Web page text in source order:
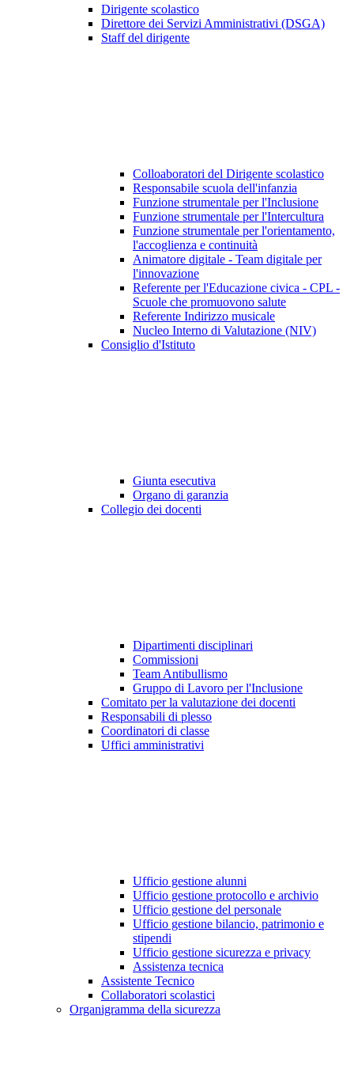
Dirigente scolastico
Direttore dei Servizi Amministrativi (DSGA)
Staff del dirigente
Colloaboratori del Dirigente scolastico
Responsabile scuola dell'infanzia
Funzione strumentale per l'Inclusione
Funzione strumentale per l'Intercultura
Funzione strumentale per l'orientamento,
l'accoglienza e continuità
Animatore digitale - Team digitale per
l'innovazione
Referente per l'Educazione civica - CPL -
Scuole che promuovono salute
Referente Indirizzo musicale
Nucleo Interno di Valutazione (NIV)
Consiglio d'Istituto
Giunta esecutiva
Organo di garanzia
Collegio dei docenti
Dipartimenti disciplinari
Commissioni
Team Antibullismo
Gruppo di Lavoro per l'Inclusione
Comitato per la valutazione dei docenti
Responsabili di plesso
Coordinatori di classe
Uffici amministrativi
Ufficio gestione alunni
Ufficio gestione protocollo e archivio
Ufficio gestione del personale
Ufficio gestione bilancio, patrimonio e
stipendi
Ufficio gestione sicurezza e privacy
Assistenza tecnica
Assistente Tecnico
Collaboratori scolastici
Organigramma della sicurezza